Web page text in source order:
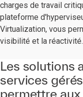
charges de travail
plateforme
Virtualization, vous
visibilité et la réactivité.
Les solutions
services
permettre